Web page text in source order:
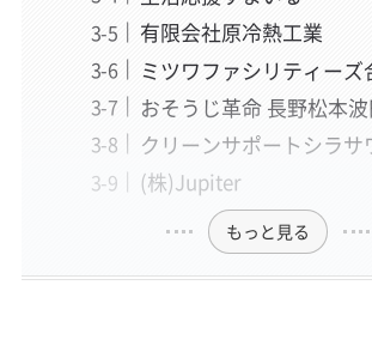
有限会社原冷熱工業
ミツワファシリティーズ
おそうじ革命 長野松本
クリーンサポートシラサ
(株)Jupiter
もっと見る